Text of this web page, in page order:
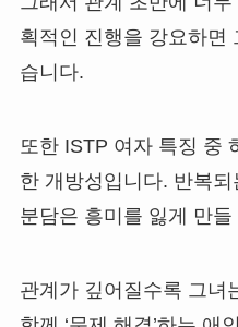
획적인 진행을 강요하면
습니다.
또한 ISTP 여자 특징 중
한 개방성입니다. 반복
분담은 흥미를 잃게 만
관계가 깊어질수록 그녀